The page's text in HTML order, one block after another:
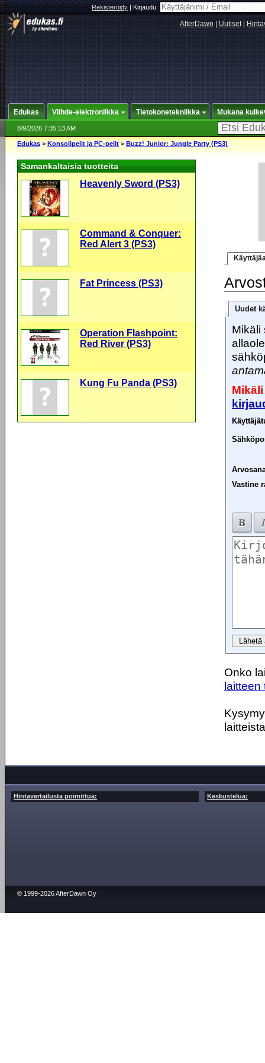
Rekisteröidy|Kirjaudu:
AfterDawn Uutiset|
Edukas Viihde-elektroniikka Tietokonetekniikka Mukana
8/9/2026 7:35:13 AM
Edukas > Konsolipelit ja PC-pelit > Buzz! Junior: Jungle Party (PS3)
Uudet
Mikäli
Vastine
Onko
laitteen
Samankaltaisia tuotteita
Heavenly Sword (PS3)
Command & Conquer:
Red Alert 3 (PS3)
Fat Princess (PS3)
Operation Flashpoint:
Red River (PS3)
Kung Fu Panda (PS3)
Hintavertailusta poimittua: Keskustelua:
© 1999-2026 AfterDawn Oy